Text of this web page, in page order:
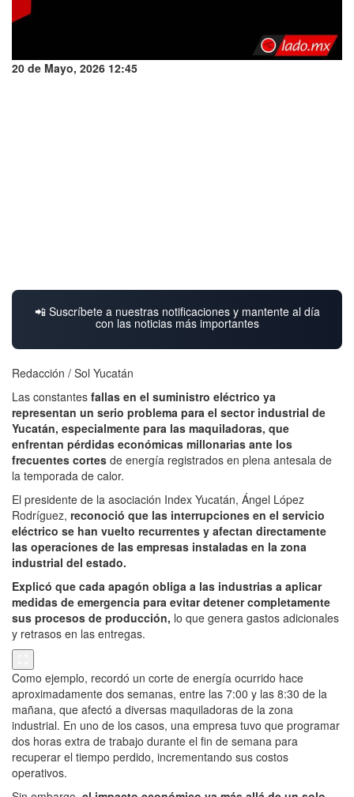
20 de Mayo, 2026 12:45
📲 Suscríbete a nuestras notificaciones y mantente al día
con las noticias más importantes
Redacción / Sol Yucatán
Las constantes fallas en el suministro eléctrico ya
representan un serio problema para el sector industrial de
Yucatán, especialmente para las maquiladoras, que
enfrentan pérdidas económicas millonarias ante los
frecuentes cortes de energía registrados en plena antesala de
la temporada de calor.
El presidente de la asociación Index Yucatán, Ángel López
Rodríguez, reconoció que las interrupciones en el servicio
eléctrico se han vuelto recurrentes y afectan directamente
las operaciones de las empresas instaladas en la zona
industrial del estado.
Explicó que cada apagón obliga a las industrias a aplicar
medidas de emergencia para evitar detener completamente
sus procesos de producción, lo que genera gastos adicionales
y retrasos en las entregas.
Como ejemplo, recordó un corte de energía ocurrido hace
aproximadamente dos semanas, entre las 7:00 y las 8:30 de la
mañana, que afectó a diversas maquiladoras de la zona
industrial. En uno de los casos, una empresa tuvo que programar
dos horas extra de trabajo durante el fin de semana para
recuperar el tiempo perdido, incrementando sus costos
operativos.